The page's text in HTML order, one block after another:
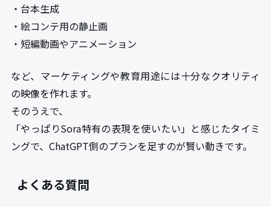
・台本生成
・絵コンテ用の静止画
・短編動画やアニメーション
など、マーケティングや教育用途には十分なクオリティ
の映像を作れます。
そのうえで、
「やっぱりSora特有の表現を使いたい」と感じたタイミ
ングで、ChatGPT側のプランを足すのが賢い動きです。
よくある質問